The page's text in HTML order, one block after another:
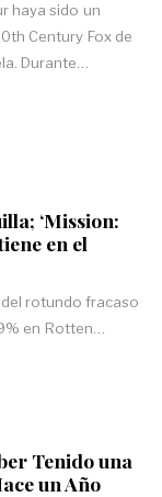
haya sido un
Century Fox de
Durante…
‘Mission:
en el
del rotundo fracaso
en Rotten…
Tenido una
un Año